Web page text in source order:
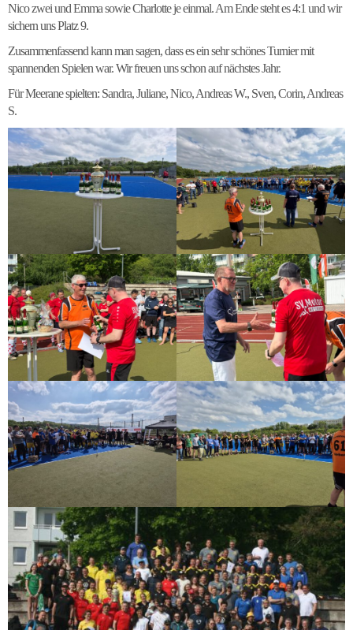
Nico zwei und Emma sowie Charlotte je einmal. Am Ende steht es 4:1 und wir
sichern uns Platz 9.
Zusammenfassend kann man sagen, dass es ein sehr schönes Turnier mit
spannenden Spielen war. Wir freuen uns schon auf nächstes Jahr.
Für Meerane spielten: Sandra, Juliane, Nico, Andreas W., Sven, Corin, Andreas
S.